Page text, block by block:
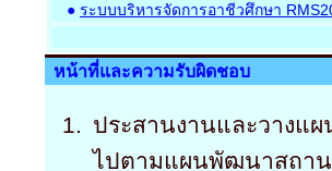
● ระบบบริหารจัดการอาชีวศึกษา
หน้าที่และความรับผิดชอบ
ประสานงานและวางแ
ไปตามแผนพัฒนาสถา